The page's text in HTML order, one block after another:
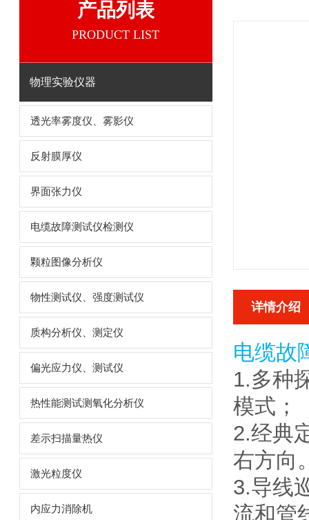
产品列表
PRODUCT LIST
物理实验仪器
透光率雾度仪、雾影仪
反射膜厚仪
界面张力仪
电缆故障测试仪检测仪
颗粒图像分析仪
物性测试仪、强度测试仪
质构分析仪、测定仪
偏光应力仪、测试仪
热性能测试测氧化分析仪
差示扫描量热仪
激光粒度仪
内应力消除机
详情介绍
电缆故
1.多种
模式；
2.经典
右方向
3.导线
流和管